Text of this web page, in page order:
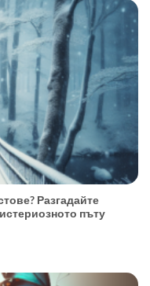
Разгадайте
пъту